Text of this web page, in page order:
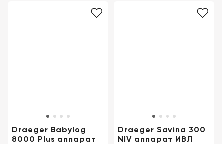
Draeger Babylog
8000 Plus аппарат
Draeger Savina 300
NIV аппарат ИВЛ